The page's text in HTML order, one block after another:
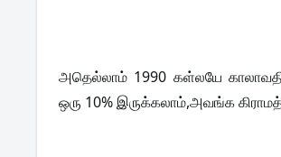
அதெல்லாம் 1990 கள்லயே காலாவதி
ஒரு 10% இருக்கலாம்,அவங்க